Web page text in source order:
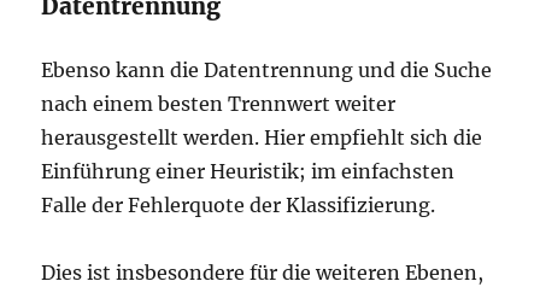
Datentrennung
Ebenso kann die Datentrennung und die Suche
nach einem besten Trennwert weiter
herausgestellt werden. Hier empfiehlt sich die
Einführung einer Heuristik; im einfachsten
Falle der Fehlerquote der Klassifizierung.
Dies ist insbesondere für die weiteren Ebenen,